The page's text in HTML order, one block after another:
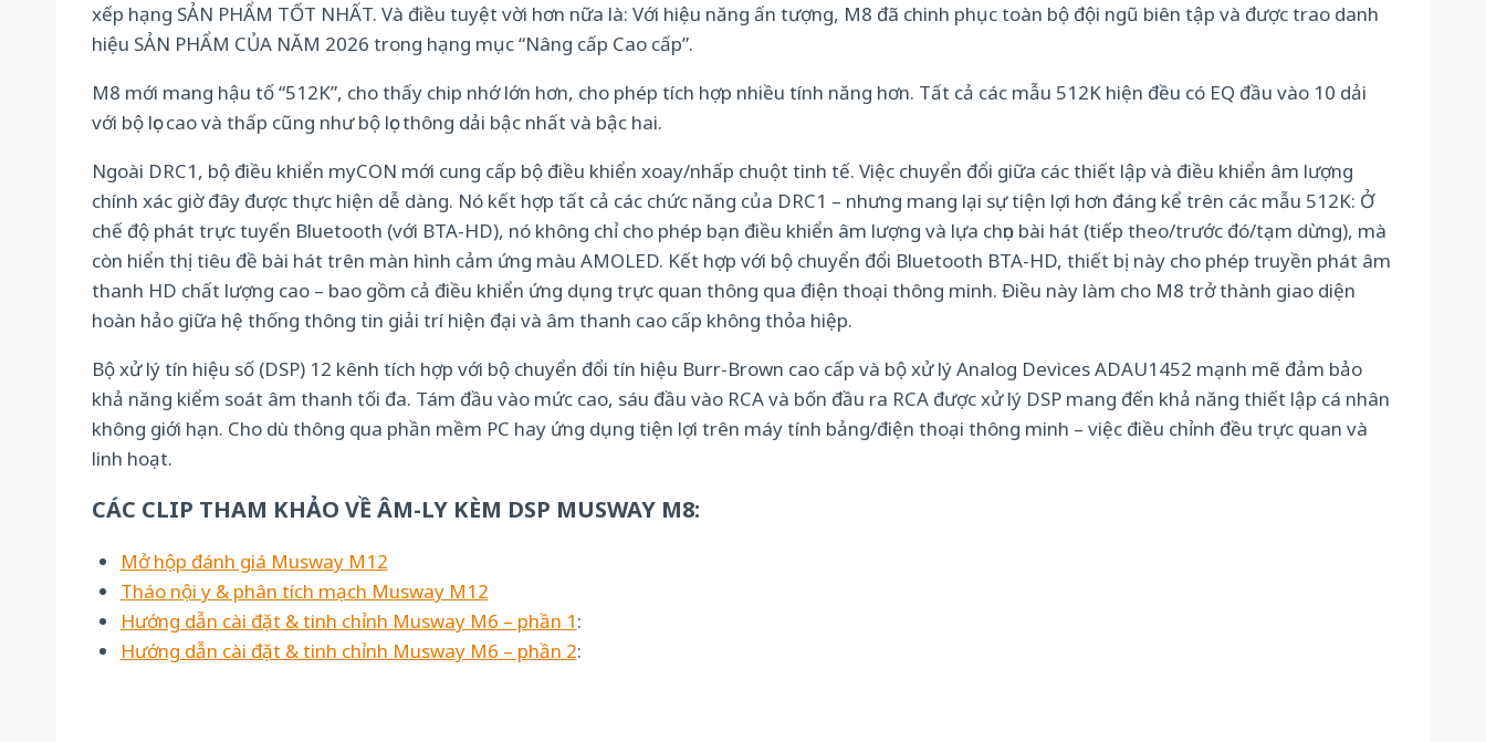
xếp hạng SẢN PHẨM TỐT NHẤT. Và điều tuyệt vời hơn nữa là: Với hiệu năng ấn tượng, M8 đã chinh phục toàn bộ đội ngũ biên tập và được trao danh
hiệu SẢN PHẨM CỦA NĂM 2026 trong hạng mục “Nâng cấp Cao cấp”.
M8 mới mang hậu tố “512K”, cho thấy chip nhớ lớn hơn, cho phép tích hợp nhiều tính năng hơn. Tất cả các mẫu 512K hiện đều có EQ đầu vào 10 dải
với bộ lọc cao và thấp cũng như bộ lọc thông dải bậc nhất và bậc hai.
Ngoài DRC1, bộ điều khiển myCON mới cung cấp bộ điều khiển xoay/nhấp chuột tinh tế. Việc chuyển đổi giữa các thiết lập và điều khiển âm lượng
chính xác giờ đây được thực hiện dễ dàng. Nó kết hợp tất cả các chức năng của DRC1 – nhưng mang lại sự tiện lợi hơn đáng kể trên các mẫu 512K: Ở
chế độ phát trực tuyến Bluetooth (với BTA-HD), nó không chỉ cho phép bạn điều khiển âm lượng và lựa chọn bài hát (tiếp theo/trước đó/tạm dừng), mà
còn hiển thị tiêu đề bài hát trên màn hình cảm ứng màu AMOLED. Kết hợp với bộ chuyển đổi Bluetooth BTA-HD, thiết bị này cho phép truyền phát âm
thanh HD chất lượng cao – bao gồm cả điều khiển ứng dụng trực quan thông qua điện thoại thông minh. Điều này làm cho M8 trở thành giao diện
hoàn hảo giữa hệ thống thông tin giải trí hiện đại và âm thanh cao cấp không thỏa hiệp.
Bộ xử lý tín hiệu số (DSP) 12 kênh tích hợp với bộ chuyển đổi tín hiệu Burr-Brown cao cấp và bộ xử lý Analog Devices ADAU1452 mạnh mẽ đảm bảo
khả năng kiểm soát âm thanh tối đa. Tám đầu vào mức cao, sáu đầu vào RCA và bốn đầu ra RCA được xử lý DSP mang đến khả năng thiết lập cá nhân
không giới hạn. Cho dù thông qua phần mềm PC hay ứng dụng tiện lợi trên máy tính bảng/điện thoại thông minh – việc điều chỉnh đều trực quan và
linh hoạt.
CÁC CLIP THAM KHẢO VỀ ÂM-LY KÈM DSP MUSWAY M8:
Mở hộp đánh giá Musway M12
Tháo nội y & phân tích mạch Musway M12
Hướng dẫn cài đặt & tinh chỉnh Musway M6 – phần 1:
Hướng dẫn cài đặt & tinh chỉnh Musway M6 – phần 2: